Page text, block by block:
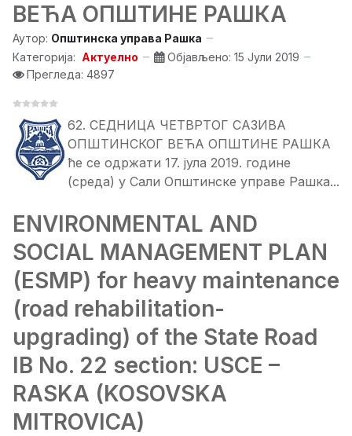
ВЕЋА ОПШТИНЕ РАШКА
Аутор: Општинска управа Рашка
Категорија: Актуелно
Објављено: 15 Јули 2019
Прегледа: 4897
62. СЕДНИЦA ЧЕТВРТОГ САЗИВА
ОПШТИНСКОГ ВЕЋА ОПШТИНЕ РАШКА
ће се одржати 17. јула 2019. године
(среда) у Сали Општинске управе Рашка...
ENVIRONMENTAL AND
SOCIAL MANAGEMENT PLAN
(ESMP) for heavy maintenance
(road rehabilitation-
upgrading) of the State Road
IB No. 22 section: USCE –
RASKA (KOSOVSKA
MITROVICA)